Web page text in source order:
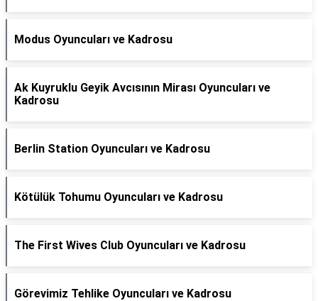
Modus Oyuncuları ve Kadrosu
Ak Kuyruklu Geyik Avcısının Mirası Oyuncuları ve
Kadrosu
Berlin Station Oyuncuları ve Kadrosu
Kötülük Tohumu Oyuncuları ve Kadrosu
The First Wives Club Oyuncuları ve Kadrosu
Görevimiz Tehlike Oyuncuları ve Kadrosu